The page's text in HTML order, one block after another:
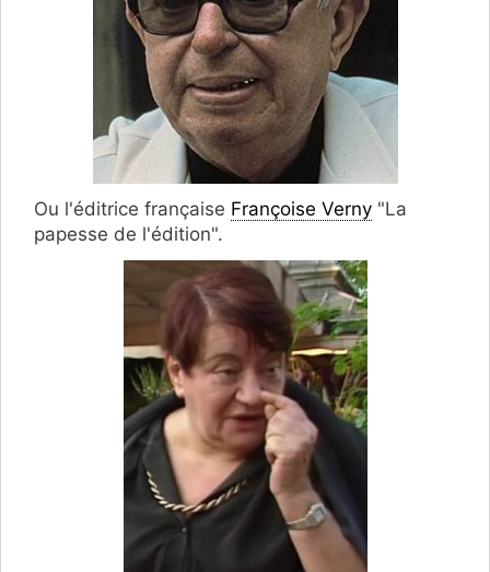
Ou l'éditrice française Françoise Verny "La
papesse de l'édition".